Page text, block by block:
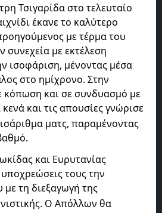
Τσιγαρίδα στο τελευταίο
έκανε το καλύτερο
με τέρμα του
με εκτέλεση
ισοφάριση, μένοντας μέσα
στο ημίχρονο. Στην
και σε συνδυασμό με
και τις απουσίες γνώρισε
ματς, παραμένοντας
και Ευρυτανίας
τους την
με τη διεξαγωγή της
Ο Απόλλων θα